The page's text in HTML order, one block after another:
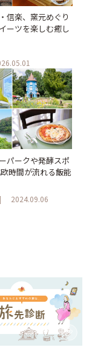
信楽、窯元めぐり
ーツを楽しむ癒し
パークや発酵スポ
時間が流れる飯能
2024.09.06